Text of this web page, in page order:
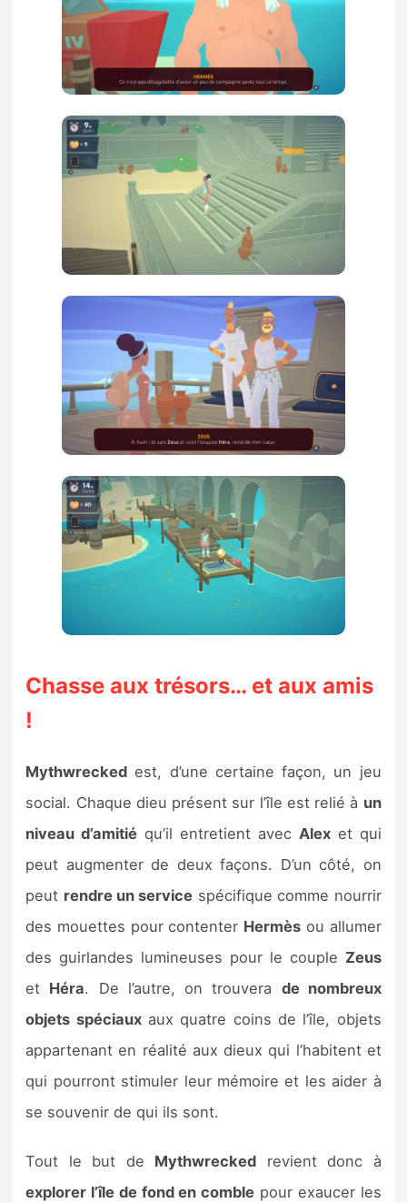
Chasse aux trésors… et aux amis
!
Mythwrecked est, d’une certaine façon, un jeu
social. Chaque dieu présent sur l’île est relié à un
niveau d’amitié qu’il entretient avec Alexet qui
peut augmenter de deux façons. D’un côté, on
peut rendre un service spécifique comme nourrir
des mouettes pour contenter Hermès ou allumer
des guirlandes lumineuses pour le couple Zeus
et Héra. De l’autre, on trouvera de nombreux
objets spéciauxaux quatre coins de l’île, objets
appartenant en réalité aux dieux qui l’habitent et
qui pourront stimuler leur mémoire et les aider à
se souvenir de qui ils sont.
Tout le but de Mythwrecked revient donc à
explorer l’île de fond en comble pour exaucer les